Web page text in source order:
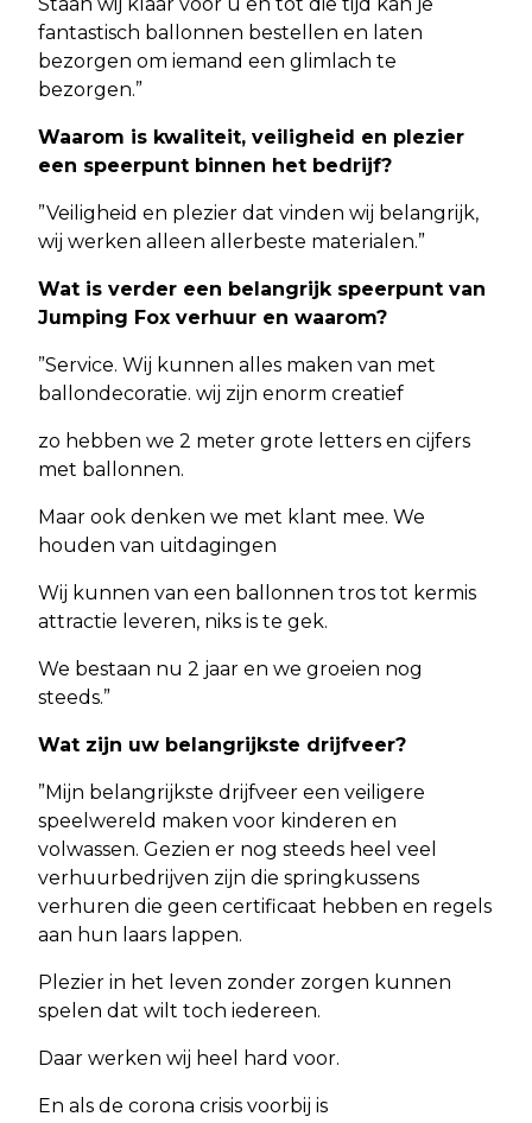
fantastisch ballonnen bestellen en laten
bezorgen om iemand een glimlach te
bezorgen.”
Waarom is kwaliteit, veiligheid en plezier
een speerpunt binnen het bedrijf?
”Veiligheid en plezier dat vinden wij belangrijk,
wij werken alleen allerbeste materialen.”
Wat is verder een belangrijk speerpunt van
Jumping Fox verhuur en waarom?
”Service. Wij kunnen alles maken van met
ballondecoratie. wij zijn enorm creatief
zo hebben we 2 meter grote letters en cijfers
met ballonnen.
Maar ook denken we met klant mee. We
houden van uitdagingen
Wij kunnen van een ballonnen tros tot kermis
attractie leveren, niks is te gek.
We bestaan nu 2 jaar en we groeien nog
steeds.”
Wat zijn uw belangrijkste drijfveer?
”Mijn belangrijkste drijfveer een veiligere
speelwereld maken voor kinderen en
volwassen. Gezien er nog steeds heel veel
verhuurbedrijven zijn die springkussens
verhuren die geen certificaat hebben en regels
aan hun laars lappen.
Plezier in het leven zonder zorgen kunnen
spelen dat wilt toch iedereen.
Daar werken wij heel hard voor.
En als de corona crisis voorbij is